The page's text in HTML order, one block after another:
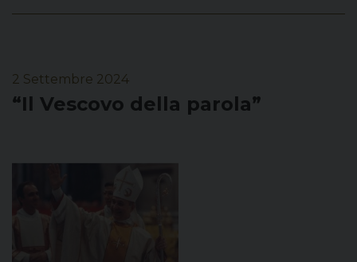
2 Settembre 2024
“Il Vescovo della parola”